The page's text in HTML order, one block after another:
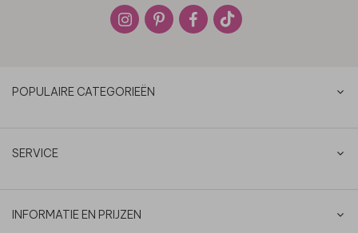
POPULAIRE CATEGORIEËN
SERVICE
INFORMATIE EN PRIJZEN